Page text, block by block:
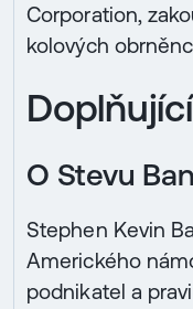
Corporation,
kolových
O Stevu
Stephen Kevin
Amerického
podnikatel a